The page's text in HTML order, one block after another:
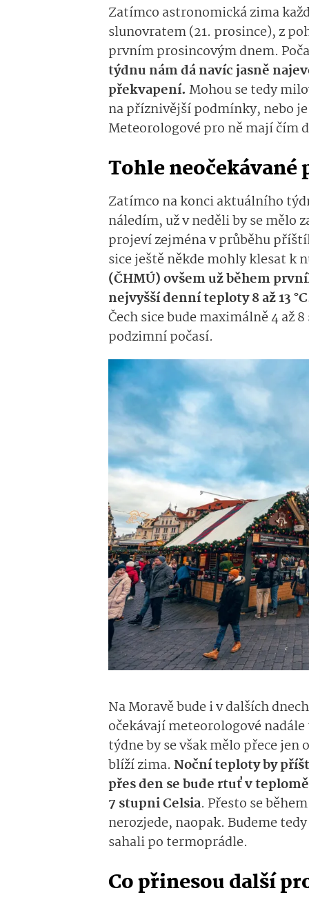
Zatímco astronomická zima
slunovratem (21. prosince), z
prvním prosincovým dnem.
týdnu nám dá navíc jasně
překvapení. Mohou se tedy
na příznivější podmínky, nebo
Meteorologové pro ně mají čím
Tohle neočekávané
Zatímco na konci aktuálního
náledím, už v neděli by se mělo
projeví zejména v průběhu
sice ještě někde mohly klesat k
(ČHMÚ) ovšem už během
nejvyšší denní teploty 8 až 13
Čech sice bude maximálně 4 až
podzimní počasí.
Na Moravě bude i v dalších
očekávají meteorologové
týdne by se však mělo přece
blíží zima. Noční teploty by
přes den se bude rtuť v
7 stupni Celsia. Přesto se
nerozjede, naopak. Budeme
sahali po termoprádle.
Co přinesou další